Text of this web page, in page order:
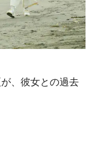
、彼女との過去